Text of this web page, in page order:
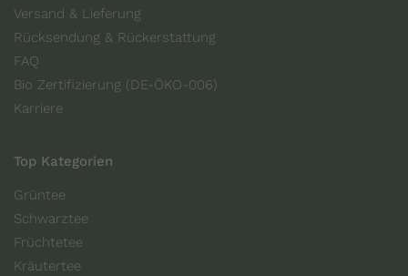
Versand & Lieferung
Rücksendung & Rückerstattung
FAQ
Bio Zertifizierung (DE-ÖKO-006)
Karriere
Top Kategorien
Grüntee
Schwarztee
Früchtetee
Kräutertee